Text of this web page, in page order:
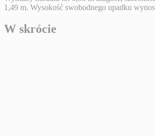
1,49 m. Wysokość swobodnego upadku
W skrócie